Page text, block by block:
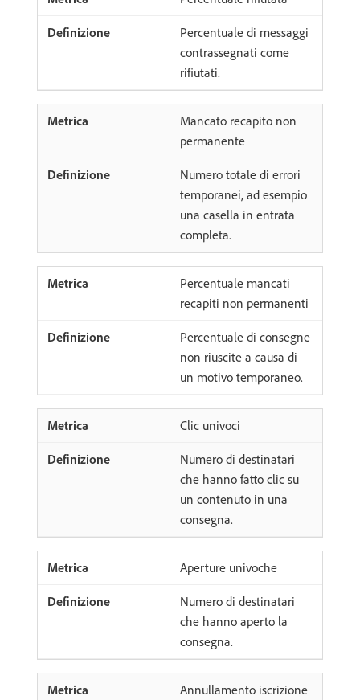
Percentuale di messaggi
contrassegnati come
rifiutati.
Mancato recapito non
permanente
Numero totale di errori
temporanei, ad esempio
una casella in entrata
completa.
Percentuale mancati
recapiti non permanenti
Percentuale di consegne
non riuscite a causa di
un motivo temporaneo.
Clic univoci
Numero di destinatari
che hanno fatto clic su
un contenuto in una
consegna.
Aperture univoche
Numero di destinatari
che hanno aperto la
consegna.
Annullamento iscrizione